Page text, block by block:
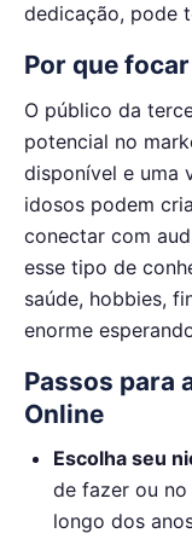
dedicação, pode
Por que
O público da
potencial no
disponível e uma
idosos podem
conectar com
esse tipo de
saúde, hobbies,
enorme
Passos para
Online
Escolha seu
de fazer ou
longo dos